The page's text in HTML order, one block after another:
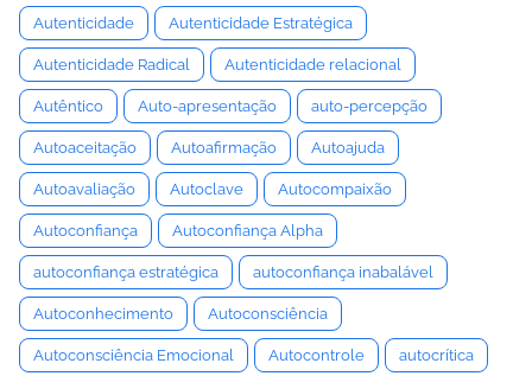
Autenticidade Autenticidade Estratégica
Autenticidade Radical Autenticidade relacional
Autêntico Auto-apresentação auto-percepção
Autoaceitação Autoafirmação Autoajuda
Autoavaliação Autoclave Autocompaixão
Autoconfiança Autoconfiança Alpha
autoconfiança estratégica autoconfiança inabalável
Autoconhecimento Autoconsciência
Autoconsciência Emocional Autocontrole autocrítica